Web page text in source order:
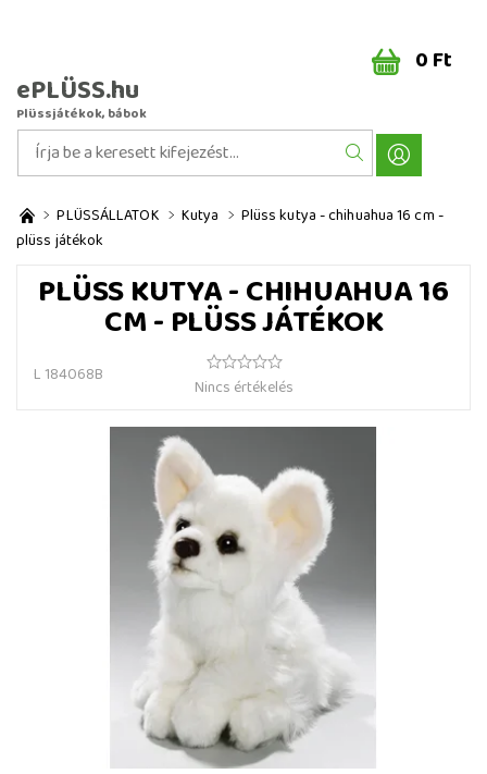
ePLÜSS.hu
Plüssjátékok, bábok
0 Ft
PLÜSSÁLLATOK Kutya
Plüss kutya - chihuahua 16 cm -
plüss játékok
PLÜSS KUTYA - CHIHUAHUA 16
CM - PLÜSS JÁTÉKOK
L 184068B
Nincs értékelés